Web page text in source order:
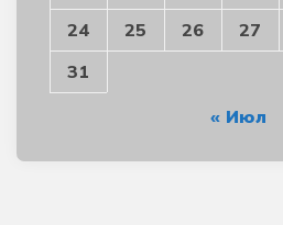
24
25 26 27
31
« Июл